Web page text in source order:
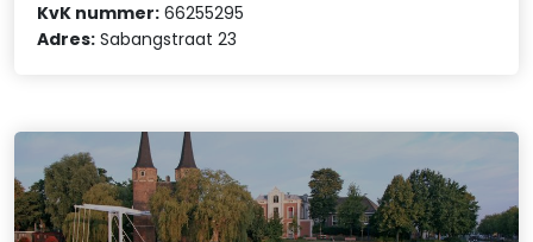
KvK nummer: 66255295
Adres: Sabangstraat 23